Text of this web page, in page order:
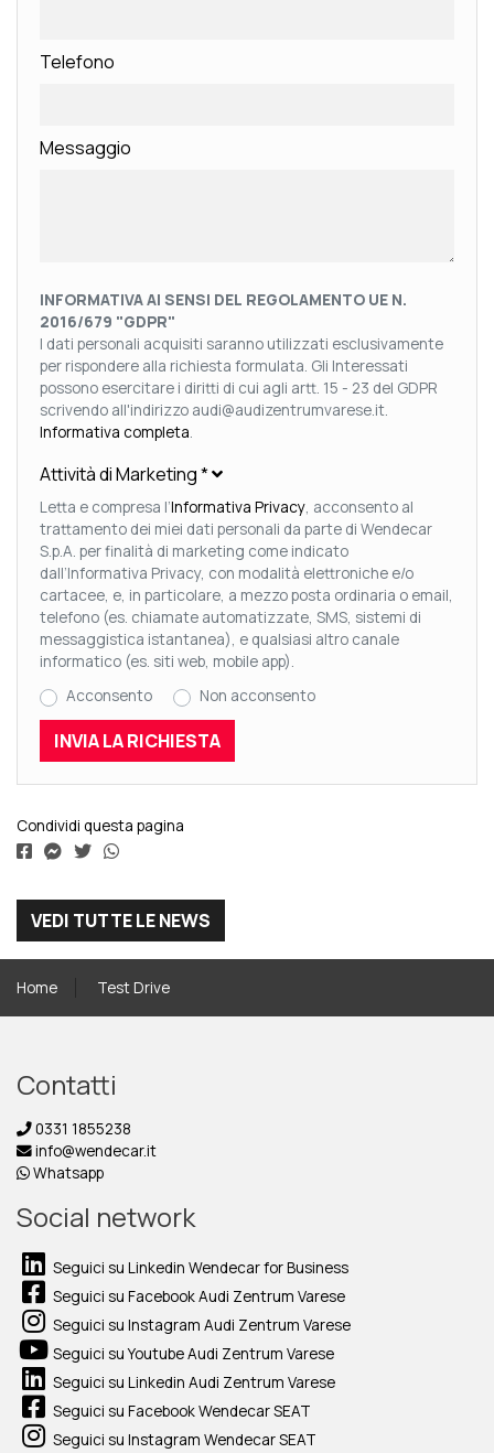
Telefono
Messaggio
INFORMATIVA AI SENSI DEL REGOLAMENTO UE N.
2016/679 "GDPR"
I dati personali acquisiti saranno utilizzati esclusivamente
per rispondere alla richiesta formulata. Gli Interessati
possono esercitare i diritti di cui agli artt. 15 - 23 del GDPR
scrivendo all'indirizzo audi@audizentrumvarese.it.
Informativa completa.
Attività di Marketing*
Letta e compresa l’Informativa Privacy, acconsento al
trattamento dei miei dati personali da parte di Wendecar
S.p.A. per finalità di marketing come indicato
dall’Informativa Privacy, con modalità elettroniche e/o
cartacee, e, in particolare, a mezzo posta ordinaria o email,
telefono (es. chiamate automatizzate, SMS, sistemi di
messaggistica istantanea), e qualsiasi altro canale
informatico (es. siti web, mobile app).
Acconsento
Non acconsento
Condividi questa pagina
VEDI TUTTE LE NEWS
Home Test Drive
Contatti
0331 1855238
info@wendecar.it
Whatsapp
Social network
Seguici su Linkedin Wendecar for Business
Seguici su Facebook Audi Zentrum Varese
Seguici su Instagram Audi Zentrum Varese
Seguici su Youtube Audi Zentrum Varese
Seguici su Linkedin Audi Zentrum Varese
Seguici su Facebook Wendecar SEAT
Seguici su Instagram Wendecar SEAT